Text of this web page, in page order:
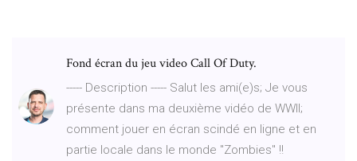
Fond écran du jeu video Call Of Duty.
----- Description ----- Salut les ami(e)s; Je vous
présente dans ma deuxième vidéo de WWII;
comment jouer en écran scindé en ligne et en
partie locale dans le monde "Zombies" !!